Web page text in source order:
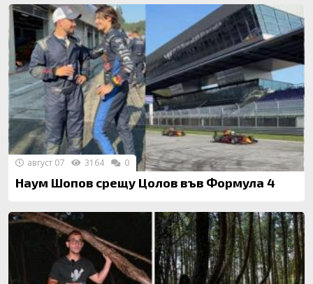
Наум Шопов срещу Цолов във Формула 4
август 07 3164 0